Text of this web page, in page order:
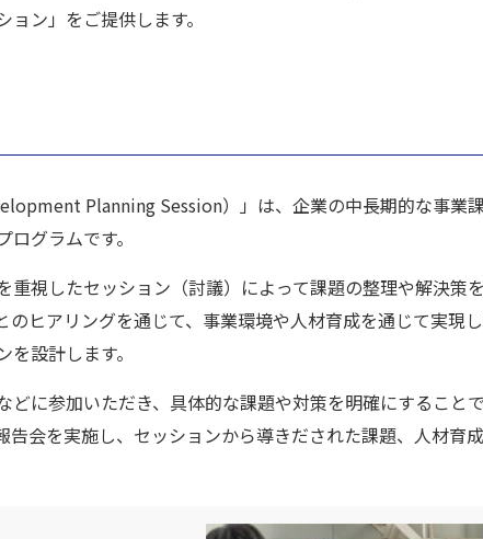
ン」をご提供します。
Planning Session）」は、企業の中長期的な事業課
グラムです。
視したセッション（討議）によって課題の整理や解決策
ヒアリングを通じて、事業環境や人材育成を通じて実現
設計します。
に参加いただき、具体的な課題や対策を明確にすること
会を実施し、セッションから導きだされた課題、人材育